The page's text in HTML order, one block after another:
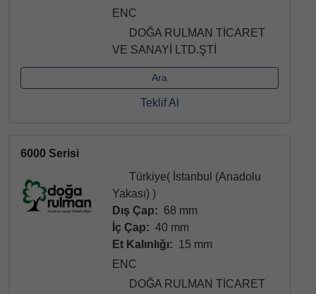
ENC
DOĞA RULMAN TİCARET
VE SANAYİ LTD.ŞTİ
Ara
Teklif Al
6000 Serisi
Türkiye( İstanbul (Anadolu
Yakası) )
Dış Çap: 68 mm
İç Çap: 40 mm
Et Kalınlığı: 15 mm
ENC
DOĞA RULMAN TİCARET